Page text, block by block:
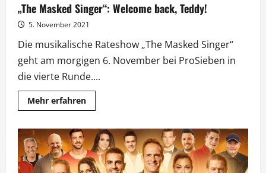
„The Masked Singer“: Welcome back, Teddy!
5. November 2021
Die musikalische Rateshow „The Masked Singer“
geht am morgigen 6. November bei ProSieben in
die vierte Runde....
Mehr erfahrenMehr
Informationen
Masked
Singer“:
Welcome
back,
Teddy!